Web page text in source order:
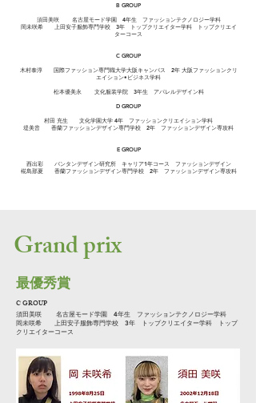
B GROUP
須田美咲 名古屋モード学園 4年生 ファッションテクノロジー学科
岡未咲希 上田安子服飾専門学校 3年 トップクリエイター学科 トップクリエイ
ターコース
C GROUP
木村泰淳 国際ファッション専門職大学大阪キャンパス 2年 大阪ファッションクリ
エイション•ビジネス学科
松本優美永 文化服装学院 3年生 アパレルデザイン科
D GROUP
村田 充生 文化学園大学 4年 ファッションクリエイション学科
堤美音 香蘭ファッションデザイン専門学校 2年 ファッションデザイン専攻科
E GROUP
西出彩 バンタンデザイン研究所 キャリア1年コース ファッションデザイン
椛島那夏 香蘭ファッションデザイン専門学校 2年 ファッションデザイン専攻科
​Grand prix
​最優秀賞
C GROUP
須田美咲 名古屋モード学園 4年生 ファッションテクノロジー学科
岡未咲希 上田安子服飾専門学校 3年 トップクリエイター学科 トップ
クリエイターコース